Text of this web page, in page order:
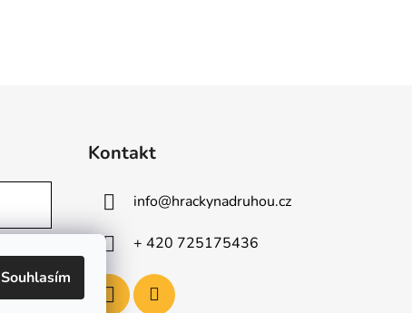
Souhlasím
Kontakt
info@hrackynadruhou.cz
+ 420 725175436